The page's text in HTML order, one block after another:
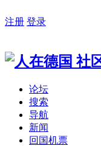
注册 登录
论坛
搜索
导航
新闻
回国机票